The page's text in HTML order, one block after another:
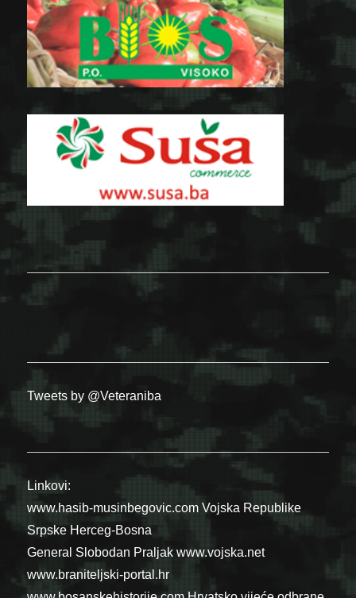
Tweets by @Veteraniba
Linkovi:
www.hasib-musinbegovic.com Vojska Republike
Srpske Herceg-Bosna
General Slobodan Praljak www.vojska.net
www.braniteljski-portal.hr